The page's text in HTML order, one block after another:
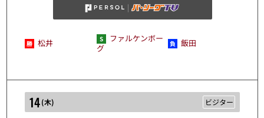
松井
ファルケンボー
グ
飯田
14(木) ビジター